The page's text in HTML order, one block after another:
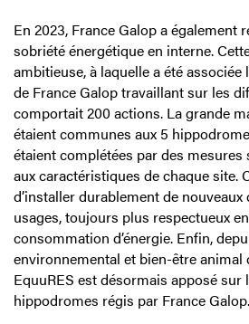
En 2023, France Galop a également
sobriété énergétique en interne.
ambitieuse, à laquelle a été associée
de France Galop travaillant sur les
comportait 200 actions. La grande
étaient communes aux 5
étaient complétées par des
aux caractéristiques de chaque site.
d’installer durablement de
usages, toujours plus respectueux
consommation d’énergie. Enfin,
environnemental et bien-être animal
EquuRES est désormais apposé sur
hippodromes régis par France Galop.